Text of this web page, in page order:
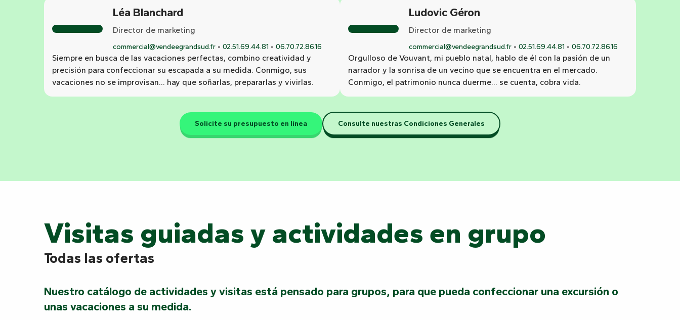
Léa Blanchard
Director de marketing
commercial@vendeegrandsud.fr 02.51.69.44.81 06.70.72.86.16
Siempre en busca de las vacaciones perfectas, combino creatividad y
precisión para confeccionar su escapada a su medida. Conmigo, sus
vacaciones no se improvisan... hay que soñarlas, prepararlas y vivirlas.
Ludovic Géron
Director de marketing
commercial@vendeegrandsud.fr 02.51.69.44.81 06.70.72.86.16
Orgulloso de Vouvant, mi pueblo natal, hablo de él con la pasión de un
narrador y la sonrisa de un vecino que se encuentra en el mercado.
Conmigo, el patrimonio nunca duerme... se cuenta, cobra vida.
Solicite su presupuesto en línea Consulte nuestras Condiciones Generales
Visitas guiadas y actividades en grupo
Todas las ofertas
Nuestro catálogo de actividades y visitas está pensado para grupos, para que pueda confeccionar una excursión o
unas vacaciones a su medida.